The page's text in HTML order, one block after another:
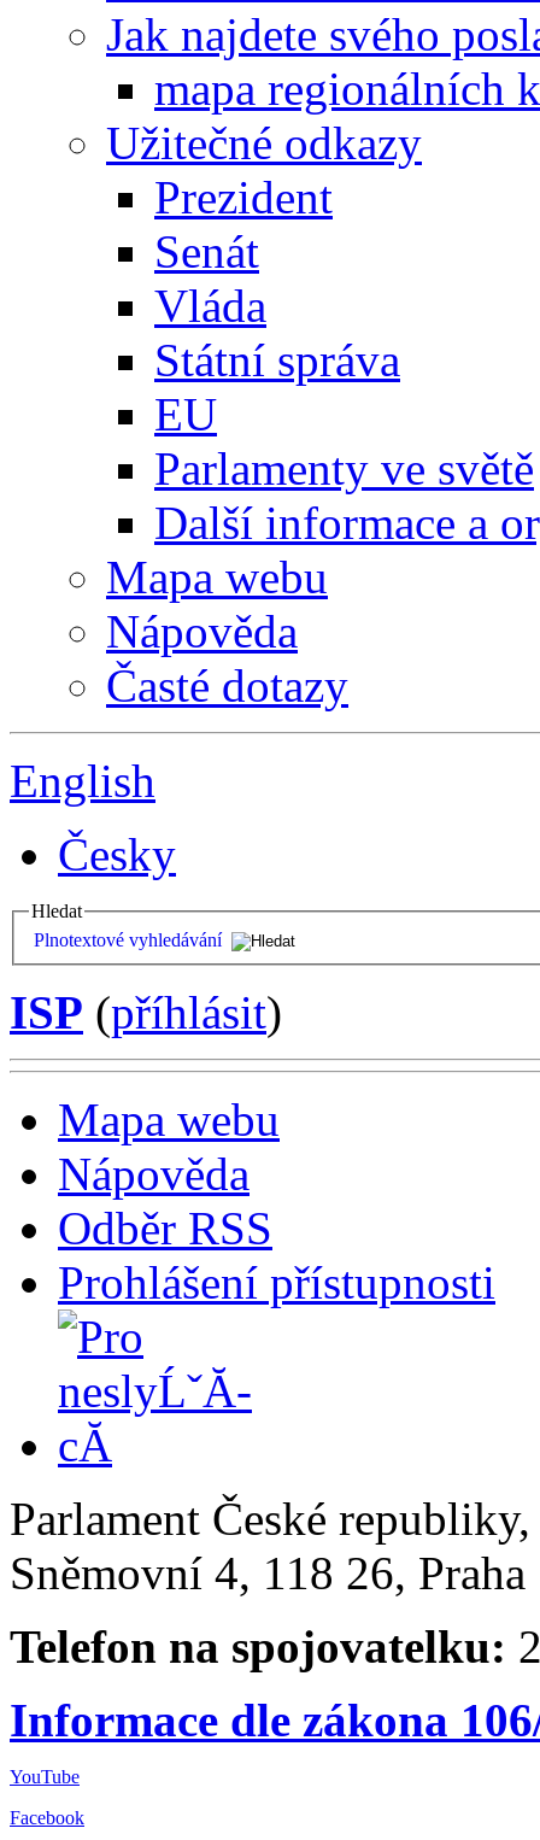
Jak najdete svého
mapa regionálních
Užitečné odkazy
Prezident
Senát
Vláda
Státní správa
EU
Parlamenty ve světě
Další informace a
Mapa webu
Nápověda
Časté dotazy
English
Česky
Hledat
Plnotextové vyhledávání
ISP (příhlásit)
Mapa webu
Nápověda
Odběr RSS
Prohlášení přístupnosti
Parlament České
Sněmovní 4, 118 26,
Telefon na spojovatelku:
Informace dle zákona
YouTube
Facebook